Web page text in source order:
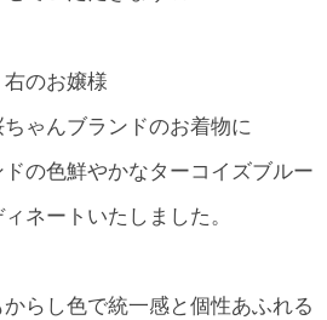
右のお嬢様
ゃんブランドのお着物に
の色鮮やかなターコイズブルー
ネートいたしました。
らし色で統一感と個性あふれる